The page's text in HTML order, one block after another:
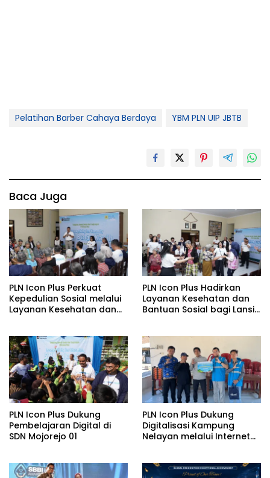
Pelatihan Barber Cahaya Berdaya YBM PLN UIP JBTB
Baca Juga
PLN Icon Plus Perkuat
Kepedulian Sosial melalui
Layanan Kesehatan dan
PLN Icon Plus Hadirkan
Layanan Kesehatan dan
Bantuan Sosial bagi Lansia
PLN Icon Plus Dukung
Pembelajaran Digital di
SDN Mojorejo 01
PLN Icon Plus Dukung
Digitalisasi Kampung
Nelayan melalui Internet